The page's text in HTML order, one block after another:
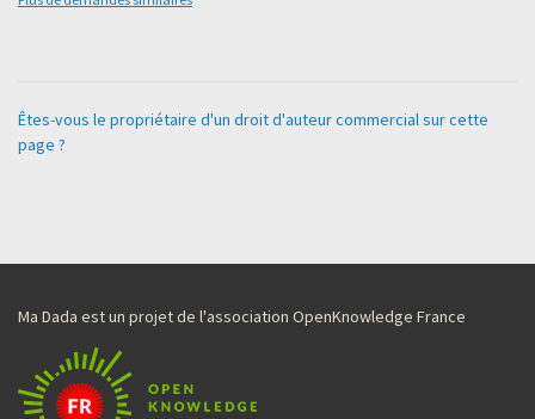
Êtes-vous le propriétaire d'un droit d'auteur commercial sur cette
page ?
Ma Dada est un projet de l'association OpenKnowledge France